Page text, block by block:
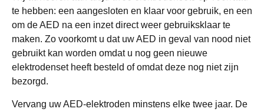
te hebben: een aangesloten en klaar voor gebruik, en een
om de AED na een inzet direct weer gebruiksklaar te
maken. Zo voorkomt u dat uw AED in geval van nood niet
gebruikt kan worden omdat u nog geen nieuwe
elektrodenset heeft besteld of omdat deze nog niet zijn
bezorgd.
Vervang uw AED-elektroden minstens elke twee jaar. De